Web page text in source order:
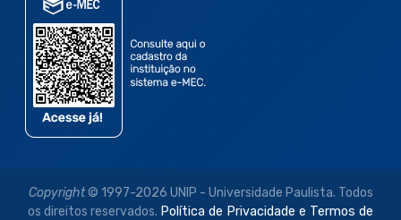
Copyright© 1997-2026 UNIP - Universidade Paulista. Todos
os direitos reservados. Política de Privacidade e Termos de